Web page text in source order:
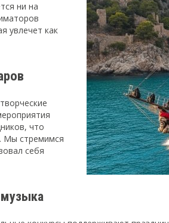
ни на
увлечет как
что
Мы стремимся
себя
музыка